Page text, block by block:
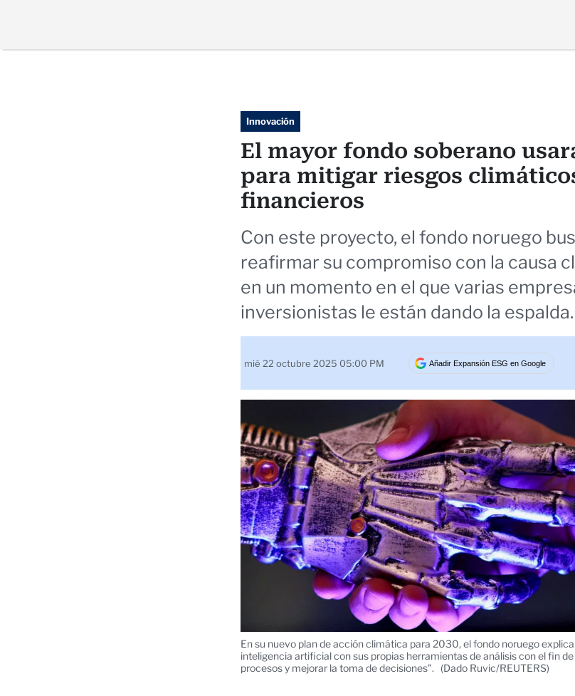
Innovación
El mayor fondo soberano
para mitigar riesgos
financieros
Con este proyecto, el fondo noruego
reafirmar su compromiso con la causa
en un momento en el que varias
inversionistas le están dando la espalda.
mié 22 octubre 2025 05:00 PM Añadir Expansión ESG en Google
En su nuevo plan de acción climática para 2030, el fondo noruego
inteligencia artificial con sus propias herramientas de análisis con el fin
procesos y mejorar la toma de decisiones".
(Dado Ruvic/REUTERS)